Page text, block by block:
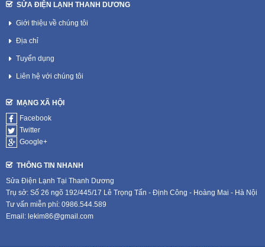
SỬA ĐIỆN LẠNH THANH DƯƠNG
Giới thiệu về chúng tôi
Địa chỉ
Tuyển dụng
Liên hệ với chúng tôi
MẠNG XÃ HỘI
Facebook
Twitter
Google+
THÔNG TIN NHANH
Sửa Điện Lạnh Tại Thanh Dương
Trụ sở: Số 26 ngõ 192/445/17 Lê Trọng Tấn - Định Công - Hoàng Mai - Hà Nội
Tư vấn miễn phí: 0986.544.589
Email: lekim86@gmail.com